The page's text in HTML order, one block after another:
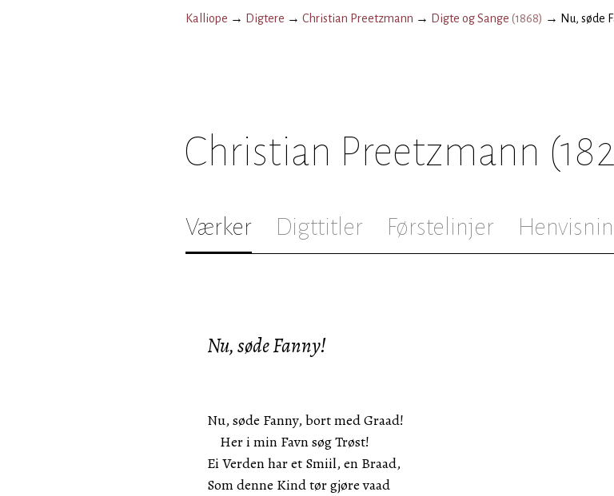
Kalliope → Digtere → Christian Preetzmann → Digte og Sange (1868) → Nu, søde
Christian Preetzmann
Værker Digttitler Førstelinjer
Nu, søde Fanny!
Nu, søde Fanny, bort med Graad!
Her i min Favn søg Trøst!
Ei Verden har et Smiil, en Braad,
Som denne Kind tør gjøre vaad